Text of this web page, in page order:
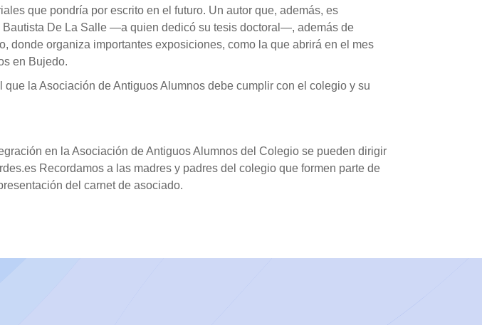
que pondría por escrito en el futuro. Un autor que, además, es
De La Salle —a quien dedicó su tesis doctoral—, además de
donde organiza importantes exposiciones, como la que abrirá en el mes
en Bujedo.
la Asociación de Antiguos Alumnos debe cumplir con el colegio y su
en la Asociación de Antiguos Alumnos del Colegio se pueden dirigir
Recordamos a las madres y padres del colegio que formen parte de
del carnet de asociado.